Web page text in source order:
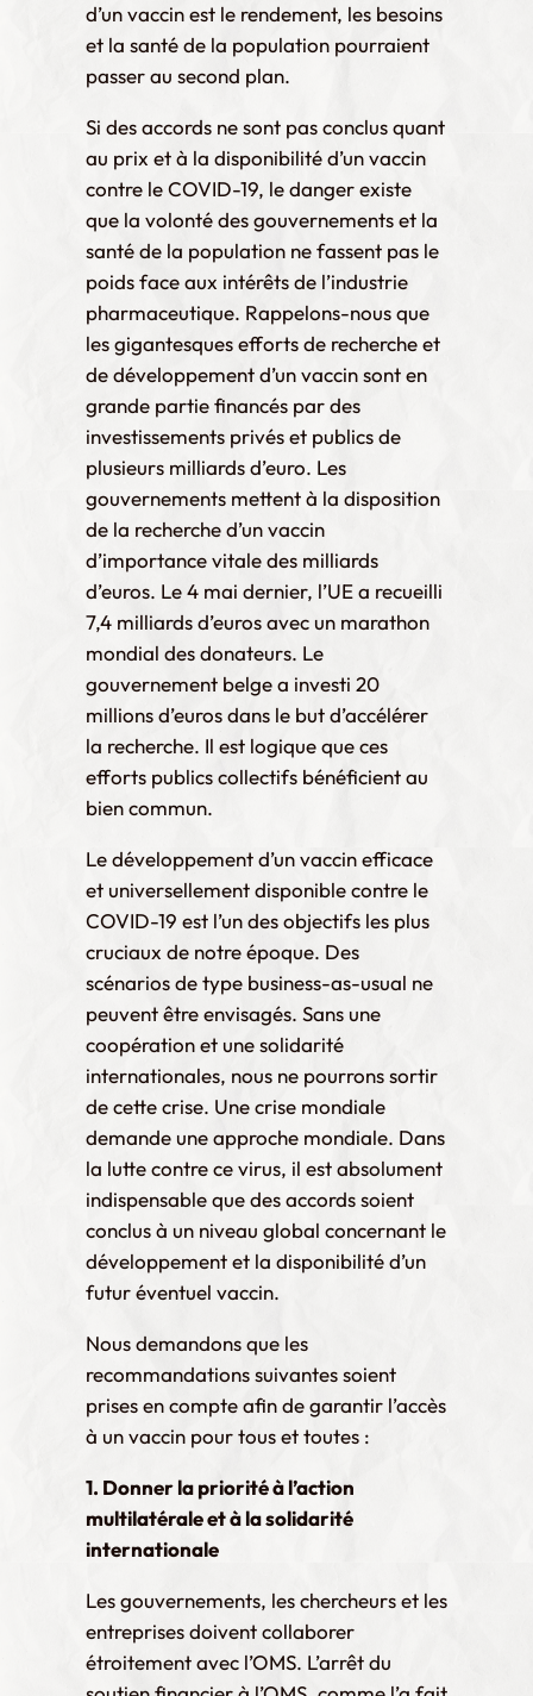
d’un vaccin est le rendement, les besoins
et la santé de la population pourraient
passer au second plan.
Si des accords ne sont pas conclus quant
au prix et à la disponibilité d’un vaccin
contre le COVID-19, le danger existe
que la volonté des gouvernements et la
santé de la population ne fassent pas le
poids face aux intérêts de l’industrie
pharmaceutique. Rappelons-nous que
les gigantesques efforts de recherche et
de développement d’un vaccin sont en
grande partie financés par des
investissements privés et publics de
plusieurs milliards d’euro. Les
gouvernements mettent à la disposition
de la recherche d’un vaccin
d’importance vitale des milliards
d’euros. Le 4 mai dernier, l’UE a recueilli
7,4 milliards d’euros avec un marathon
mondial des donateurs. Le
gouvernement belge a investi 20
millions d’euros dans le but d’accélérer
la recherche. Il est logique que ces
efforts publics collectifs bénéficient au
bien commun.
Le développement d’un vaccin efficace
et universellement disponible contre le
COVID-19 est l’un des objectifs les plus
cruciaux de notre époque. Des
scénarios de type business-as-usual ne
peuvent être envisagés. Sans une
coopération et une solidarité
internationales, nous ne pourrons sortir
de cette crise. Une crise mondiale
demande une approche mondiale. Dans
la lutte contre ce virus, il est absolument
indispensable que des accords soient
conclus à un niveau global concernant le
développement et la disponibilité d’un
futur éventuel vaccin.
Nous demandons que les
recommandations suivantes soient
prises en compte afin de garantir l’accès
à un vaccin pour tous et toutes :
1. Donner la priorité à l’action
multilatérale et à la solidarité
internationale
Les gouvernements, les chercheurs et les
entreprises doivent collaborer
étroitement avec l’OMS. L’arrêt du